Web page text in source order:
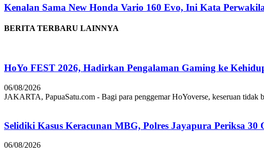
Kenalan Sama New Honda Vario 160 Evo, Ini Kata
BERITA TERBARU LAINNYA
HoYo FEST 2026, Hadirkan Pengalaman Gaming ke
06/08/2026
JAKARTA, PapuaSatu.com - Bagi para penggemar HoYoverse, keseruan
Selidiki Kasus Keracunan MBG, Polres Jayapura Periksa 30
06/08/2026